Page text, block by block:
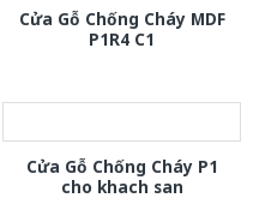
Cửa Gỗ Chống Cháy MDF
P1R4 C1
Cửa Gỗ Chống Cháy P1
cho khach san